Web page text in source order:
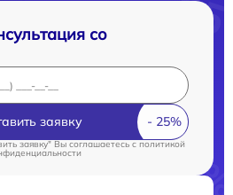
со
заявку
заявку" Вы соглашаетесь cполитикой